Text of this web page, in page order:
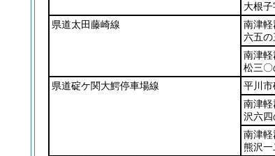
大根
県道太田藤崎線
南津
六五
南津
松三
県道碇ケ関大鰐停車場線 平川
南津
沢六
南津
熊沢